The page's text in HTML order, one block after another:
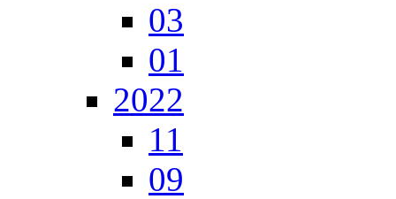
03
01
2022
11
09